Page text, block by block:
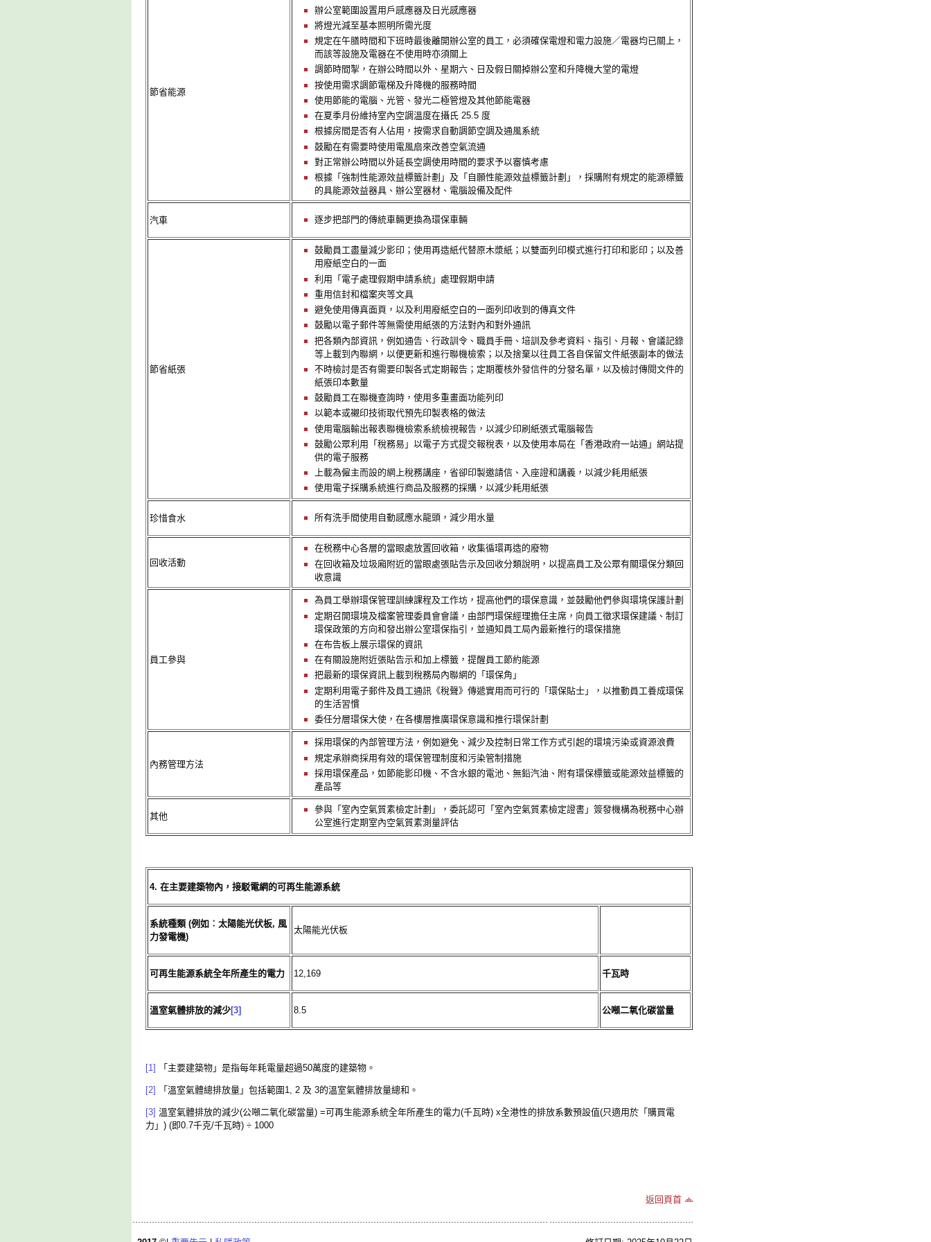
節省能源
辦公室範圍設置用戶感應器及日光感應器
將燈光減至基本照明所需光度
規定在午膳時間和下班時最後離開辦公室的員工，必須確保電燈和電力設施／電器均已關上，
而該等設施及電器在不使用時亦須關上
調節時間掣，在辦公時間以外、星期六、日及假日關掉辦公室和升降機大堂的電燈
按使用需求調節電梯及升降機的服務時間
使用節能的電腦、光管、發光二極管燈及其他節能電器
在夏季月份維持室內空調溫度在攝氏 25.5 度
根據房間是否有人佔用，按需求自動調節空調及通風系統
鼓勵在有需要時使用電風扇來改善空氣流通
對正常辦公時間以外延長空調使用時間的要求予以審慎考慮
根據「強制性能源效益標籤計劃」及「自願性能源效益標籤計劃」，採購附有規定的能源標籤
的具能源效益器具、辦公室器材、電腦設備及配件
汽車 逐步把部門的傳統車輛更換為環保車輛
節省紙張
鼓勵員工盡量減少影印；使用再造紙代替原木漿紙；以雙面列印模式進行打印和影印；以及善
用廢紙空白的一面
利用「電子處理假期申請系統」處理假期申請
重用信封和檔案夾等文具
避免使用傳真面頁，以及利用廢紙空白的一面列印收到的傳真文件
鼓勵以電子郵件等無需使用紙張的方法對內和對外通訊
把各類內部資訊，例如通告、行政訓令、職員手冊、培訓及參考資料、指引、月報、會議記錄
等上載到內聯網，以便更新和進行聯機檢索；以及捨棄以往員工各自保留文件紙張副本的做法
不時檢討是否有需要印製各式定期報告；定期覆核外發信件的分發名單，以及檢討傳閱文件的
紙張印本數量
鼓勵員工在聯機查詢時，使用多重畫面功能列印
以範本或襯印技術取代預先印製表格的做法
使用電腦輸出報表聯機檢索系統檢視報告，以減少印刷紙張式電腦報告
鼓勵公眾利用「稅務易」以電子方式提交報稅表，以及使用本局在「香港政府一站通」網站提
供的電子服務
上載為僱主而設的網上稅務講座，省卻印製邀請信、入座證和講義，以減少耗用紙張
使用電子採購系統進行商品及服務的採購，以減少耗用紙張
珍惜食水 所有洗手間使用自動感應水龍頭，減少用水量
回收活動
在税務中心各層的當眼處放置回收箱，收集循環再造的廢物
在回收箱及垃圾廂附近的當眼處張貼告示及回收分類說明，以提高員工及公眾有關環保分類回
收意識
員工參與
為員工舉辦環保管理訓練課程及工作坊，提高他們的環保意識，並鼓勵他們參與環境保護計劃
定期召開環境及檔案管理委員會會議，由部門環保經理擔任主席，向員工徵求環保建議、制訂
環保政策的方向和發出辦公室環保指引，並通知員工局內最新推行的環保措施
在布告板上展示環保的資訊
在有關設施附近張貼告示和加上標籤，提醒員工節約能源
把最新的環保資訊上載到稅務局內聯網的「環保角」
定期利用電子郵件及員工通訊《稅聲》傳遞實用而可行的「環保貼士」，以推動員工養成環保
的生活習慣
委任分層環保大使，在各樓層推廣環保意識和推行環保計劃
內務管理方法
採用環保的內部管理方法，例如避免、減少及控制日常工作方式引起的環境污染或資源浪費
規定承辦商採用有效的環保管理制度和污染管制措施
採用環保產品，如節能影印機、不含水銀的電池、無鉛汽油、附有環保標籤或能源效益標籤的
產品等
其他
參與「室內空氣質素檢定計劃」，委託認可「室內空氣質素檢定證書」簽發機構為税務中心辦
公室進行定期室內空氣質素測量評估
4. 在主要建築物內，接駁電網的可再生能源系統
系統種類 (例如︰太陽能光伏板, 風
力發電機)
太陽能光伏板
可再生能源系統全年所產生的電力 12,169 千瓦時
溫室氣體排放的減少[3] 8.5 公噸二氧化碳當量
[1] 「主要建築物」是指每年耗電量超過50萬度的建築物。
[2] 「溫室氣體總排放量」包括範圍1, 2 及 3的溫室氣體排放量總和。
[3] 溫室氣體排放的減少(公噸二氧化碳當量) =可再生能源系統全年所產生的電力(千瓦時) x全港性的排放系數預設值(只適用於「購買電
力」) (即0.7千克/千瓦時) ÷ 1000
返回頁首